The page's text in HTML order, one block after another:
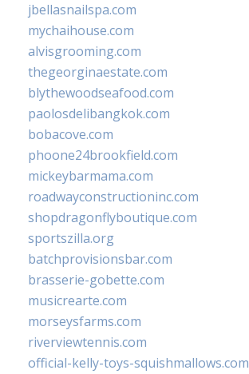
jbellasnailspa.com
mychaihouse.com
alvisgrooming.com
thegeorginaestate.com
blythewoodseafood.com
paolosdelibangkok.com
bobacove.com
phoone24brookfield.com
mickeybarmama.com
roadwayconstructioninc.com
shopdragonflyboutique.com
sportszilla.org
batchprovisionsbar.com
brasserie-gobette.com
musicrearte.com
morseysfarms.com
riverviewtennis.com
official-kelly-toys-squishmallows.com